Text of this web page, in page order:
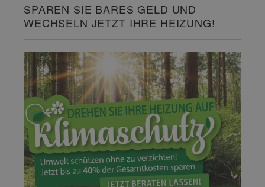
SPAREN SIE BARES GELD UND
WECHSELN JETZT IHRE HEIZUNG!